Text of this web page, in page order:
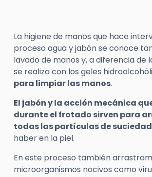
La higiene de manos que hace
proceso agua y jabón se conoce
lavado de manos y, a diferencia de
se realiza con los geles
para limpiar las manos.
El jabón y la acción mecánica
durante el frotado sirven para
todas las partículas de suciedad
haber en la piel.
En este proceso también
microorganismos nocivos como